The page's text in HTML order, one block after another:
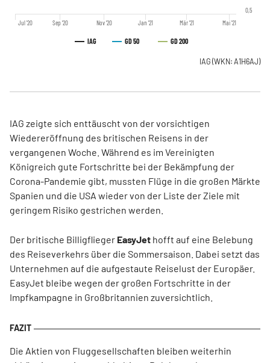
IAG GD 50 GD 200
Jul '20 Sep '20 Nov '20 Jan '21 Mär '21 Mai '21
0,5
IAG (WKN: A1H6AJ)
IAG zeigte sich enttäuscht von der vorsichtigen
Wiedereröffnung des britischen Reisens in der
vergangenen Woche. Während es im Vereinigten
Königreich gute Fortschritte bei der Bekämpfung der
Corona-Pandemie gibt, mussten Flüge in die großen Märkte
Spanien und die USA wieder von der Liste der Ziele mit
geringem Risiko gestrichen werden.
Der britische Billigflieger EasyJet hofft auf eine Belebung
des Reiseverkehrs über die Sommersaison. Dabei setzt das
Unternehmen auf die aufgestaute Reiselust der Europäer.
EasyJet bleibe wegen der großen Fortschritte in der
Impfkampagne in Großbritannien zuversichtlich.
Die Aktien von Fluggesellschaften bleiben weiterhin